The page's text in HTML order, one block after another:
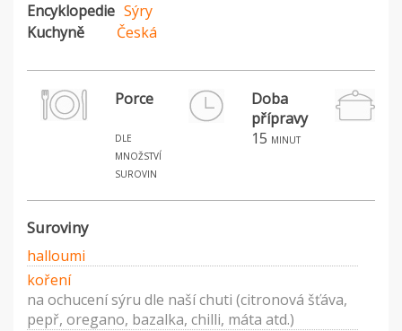
Encyklopedie Sýry
Kuchyně
Česká
Porce
dle
množství
surovin
Doba
přípravy
15 minut
Suroviny
halloumi
koření
na ochucení sýru dle naší chuti (citronová šťáva,
pepř, oregano, bazalka, chilli, máta atd.)